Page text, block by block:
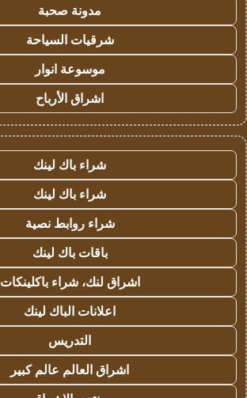
مدونة صحبة
شرقيات السياحة
موسوعة انوار
اشراق الأرباح
شراء باك لينك
شراء باك لينك
شراء روابط نصية
باقات باك لينك
اشراق لنك، شراء باكلينكات
اعلانات الباك لينك
التدريس
اشراق العالم عالم كبير